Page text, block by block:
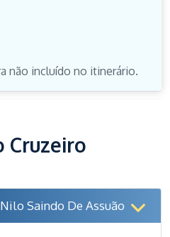
não incluído no itinerário.
Cruzeiro
Saindo De Assuão